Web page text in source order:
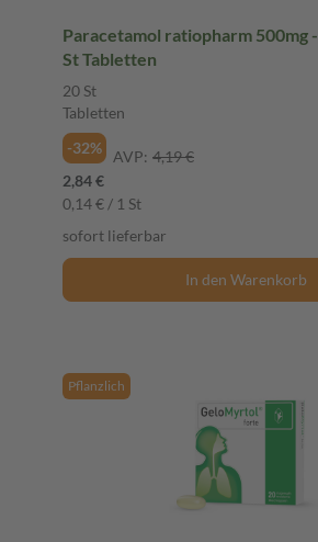
Paracetamol ratiopharm 500mg
St Tabletten
20 St
Tabletten
-32%
AVP: 4,19 €
2,84 €
0,14 € / 1 St
sofort lieferbar
In den Warenkorb
Pflanzlich